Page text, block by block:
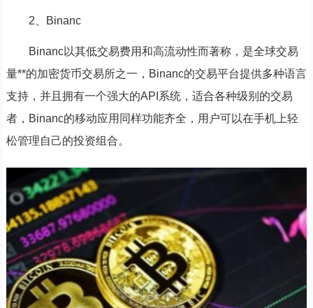
2、Binanc
Binanc以其低交易费用和高流动性而著称，是全球交易
量**的加密货币交易所之一，Binanc的交易平台提供多种语言
支持，并且拥有一个强大的API系统，适合各种级别的交易
者，Binanc的移动应用同样功能齐全，用户可以在手机上轻
松管理自己的投资组合。